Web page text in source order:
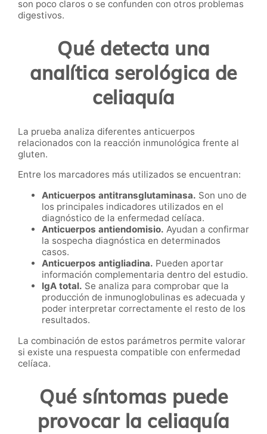
son poco claros o se confunden con otros problemas
digestivos.
Qué detecta una
analítica serológica de
celiaquía
La prueba analiza diferentes anticuerpos
relacionados con la reacción inmunológica frente al
gluten.
Entre los marcadores más utilizados se encuentran:
Anticuerpos antitransglutaminasa. Son uno de
los principales indicadores utilizados en el
diagnóstico de la enfermedad celíaca.
Anticuerpos antiendomisio. Ayudan a confirmar
la sospecha diagnóstica en determinados
casos.
Anticuerpos antigliadina. Pueden aportar
información complementaria dentro del estudio.
IgA total. Se analiza para comprobar que la
producción de inmunoglobulinas es adecuada y
poder interpretar correctamente el resto de los
resultados.
La combinación de estos parámetros permite valorar
si existe una respuesta compatible con enfermedad
celíaca.
Qué síntomas puede
provocar la celiaquía